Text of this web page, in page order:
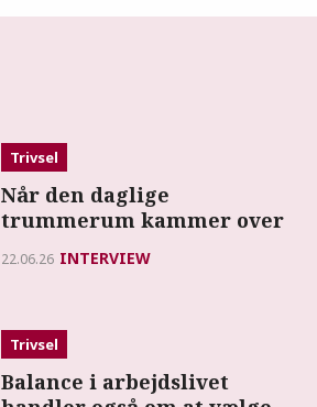
Trivsel
Når den daglige
trummerum kammer over
22.06.26 INTERVIEW
Trivsel
Balance i arbejdslivet